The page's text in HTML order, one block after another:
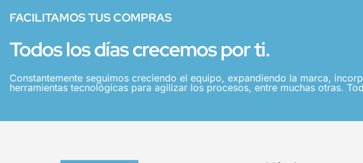
FACILITAMOS TUS COMPRAS
Todos los días crecemos por ti.
Constantemente seguimos creciendo el equipo, expandiendo la marca,
herramientas tecnológicas para agilizar los procesos, entre muchas otras.